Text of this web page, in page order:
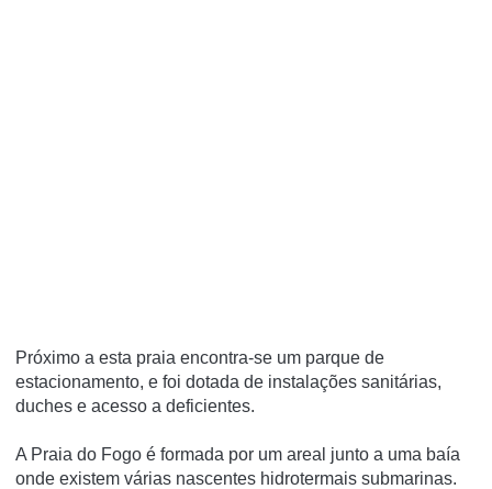
Próximo a esta praia encontra-se um parque de
estacionamento, e foi dotada de instalações sanitárias,
duches e acesso a deficientes.
A Praia do Fogo é formada por um areal junto a uma baía
onde existem várias nascentes hidrotermais submarinas.